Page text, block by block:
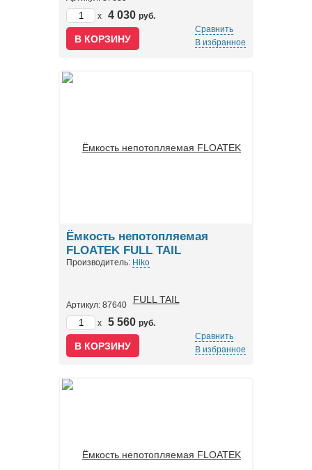
x
4 030 руб.
Сравнить
В избранное
Ёмкость непотопляемая
FLOATEK FULL TAIL
Производитель: Hiko
Артикул: 87640
x
5 560 руб.
Сравнить
В избранное